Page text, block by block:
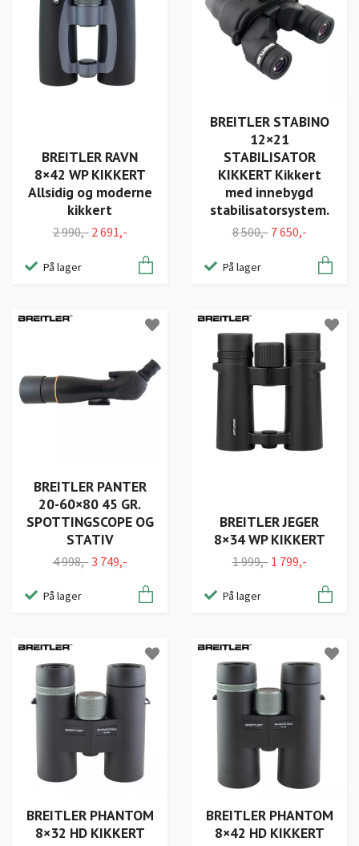
BREITLER RAVN
8×42 WP KIKKERT
Allsidig og moderne
kikkert
2 990,- 2 691,-
På lager
BREITLER STABINO
12×21
STABILISATOR
KIKKERT Kikkert
med innebygd
stabilisatorsystem.
8 500,- 7 650,-
På lager
BREITLER PANTER
20-60×80 45 GR.
SPOTTINGSCOPE OG
STATIV
4 998,-3 749,-
På lager
BREITLER JEGER
8×34 WP KIKKERT
1 999,- 1 799,-
På lager
BREITLER PHANTOM
8×32 HD KIKKERT
BREITLER PHANTOM
8×42 HD KIKKERT